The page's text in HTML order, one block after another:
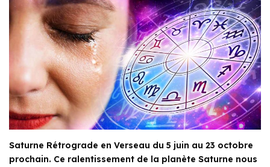
Saturne Rétrograde en Verseau du 5 juin au 23 octobre
prochain. Ce ralentissement de la planète Saturne nous